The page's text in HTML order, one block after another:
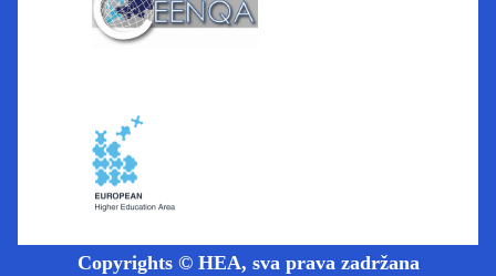
Copyrights © HEA, sva prava zadržana